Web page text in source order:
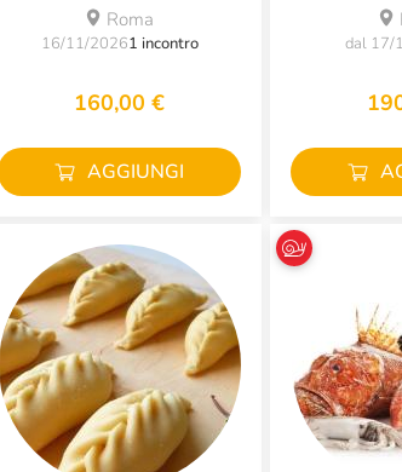
DELLE COPPIE
Roma
16/11/20261 incontro
160,00 €
AGGIUNGI
dal 17/